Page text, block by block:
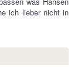
ich lieber nicht in